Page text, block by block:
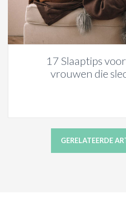
17 Slaaptips
vrouwen die
GERELATEERDE